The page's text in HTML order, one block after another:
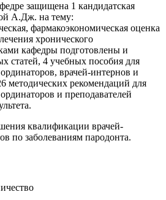
защищена 1 кандидатская
А.Дж. на тему:
фармакоэкономическая оценка
хронического
кафедры подготовлены и
статей, 4 учебных пособия для
врачей-интернов и
методических рекомендаций для
и преподавателей
квалификации врачей-
по заболеваниям пародонта.